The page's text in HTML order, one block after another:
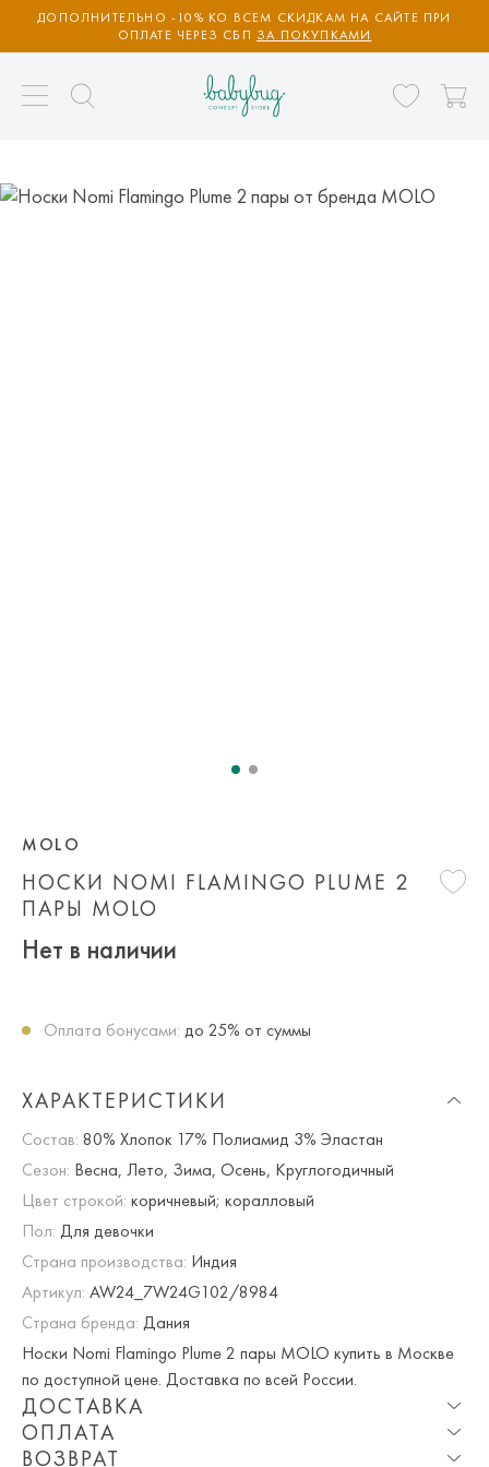
ДОПОЛНИТЕЛЬНО -10% КО ВСЕМ СКИДКАМ НА САЙТЕ ПРИ
ОПЛАТЕ ЧЕРЕЗ СБП ЗА ПОКУПКАМИ
НОСКИ NOMI FLAMINGO PLUME 2
ПАРЫ MOLO
MOLO
Нет в наличии
Оплата бонусами: до 25% от суммы
ХАРАКТЕРИСТИКИ
Состав: 80% Хлопок 17% Полиамид 3% Эластан
Сезон: Весна, Лето, Зима, Осень, Круглогодичный
Цвет строкой: коричневый; коралловый
Пол: Для девочки
Страна производства: Индия
Артикул: AW24_7W24G102/8984
Страна бренда: Дания
Носки Nomi Flamingo Plume 2 пары MOLO купить в Москве
по доступной цене. Доставка по всей России.
ДОСТАВКА
Опция частичная доставка и примерка доступна для
ОПЛАТА
ВОЗВРАТ